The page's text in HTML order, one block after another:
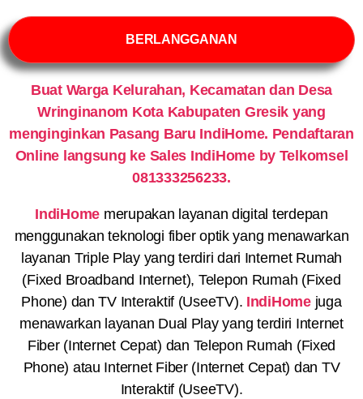
BERLANGGANAN
Buat Warga Kelurahan, Kecamatan dan Desa
Wringinanom Kota Kabupaten Gresik yang
menginginkan Pasang Baru IndiHome. Pendaftaran
Online langsung ke Sales IndiHome by Telkomsel
081333256233.
IndiHome merupakan layanan digital terdepan
menggunakan teknologi fiber optik yang menawarkan
layanan Triple Play yang terdiri dari Internet Rumah
(Fixed Broadband Internet), Telepon Rumah (Fixed
Phone) dan TV Interaktif (UseeTV). IndiHomejuga
menawarkan layanan Dual Play yang terdiri Internet
Fiber (Internet Cepat) dan Telepon Rumah (Fixed
Phone) atau Internet Fiber (Internet Cepat) dan TV
Interaktif (UseeTV).